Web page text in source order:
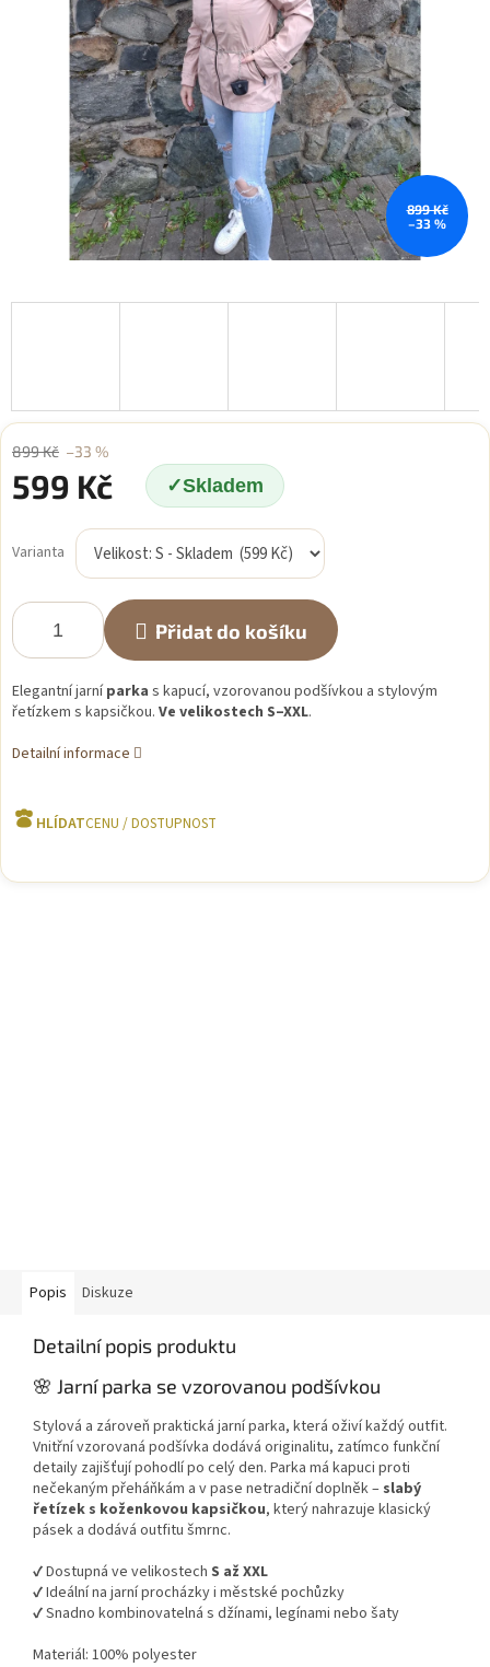
899 Kč
–33 %
899 Kč –33 %
599 Kč Skladem
cena:
Varianta
Přidat do košíku
Elegantní jarníparka s kapucí, vzorovanou podšívkou a stylovým
řetízkem s kapsičkou. Ve velikostech S–XXL.
Detailní informace
HLÍDAT
Popis Diskuze
Detailní popis produktu
🌸 Jarní parka se vzorovanou podšívkou
Stylová a zároveň praktická jarní parka, která oživí každý outfit.
Vnitřní vzorovaná podšívka dodává originalitu, zatímco funkční
detaily zajišťují pohodlí po celý den. Parka má kapuci proti
nečekaným přeháňkám a v pase netradiční doplněk – slabý
řetízek s koženkovou kapsičkou, který nahrazuje klasický
pásek a dodává outfitu šmrnc.
✔️ Dostupná ve velikostech S až XXL
✔️ Ideální na jarní procházky i městské pochůzky
✔️ Snadno kombinovatelná s džínami, legínami nebo šaty
Materiál: 100% polyester